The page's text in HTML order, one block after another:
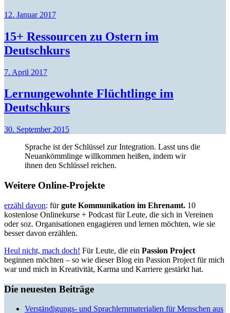
12. Januar 2017
15+ Ressourcen zu Ostern im
Deutschkurs
7. April 2017
Lernungewohnte Flüchtlinge im
Deutschkurs
30. September 2015
Sprache ist der Schlüssel zur Integration. Lasst uns die
Neuankömmlinge willkommen heißen, indem wir
ihnen den Schlüssel reichen.
Weitere Online-Projekte
erzähl davon: fürgute Kommunikation im Ehrenamt. 10
kostenlose Onlinekurse + Podcast für Leute, die sich in Vereinen
oder soz. Organisationen engagieren und lernen möchten, wie sie
besser davon erzählen.
Heul nicht, mach doch! Für Leute, die ein Passion Project
beginnen möchten – so wie dieser Blog ein Passion Project für mich
war und mich in Kreativität, Karma und Karriere gestärkt hat.
Die neuesten Beiträge
Verständigungs- und Sprachlernmaterialien für Menschen aus